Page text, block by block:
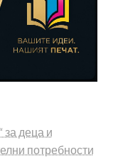
за деца и
потребности